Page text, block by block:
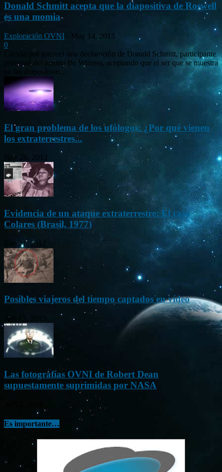
Donald Schmitt acepta que la diapositiva de Roswell
es una momia
Exploración OVNI - May 14, 2015
0
Circula por internet una declaración de Donald Schmitt, participante
principal del evento Be Witness, aceptando que el ser que se muestra
en las diapositivas...
El gran problema de los ufólogos: ¿Por qué vienen
los extraterrestres...
Nov 26, 2012
Evidencia de un ataque extraterrestre: El caso
Colares (Brasil, 1977)
Ene 21, 2012
Posibles viajeros del tiempo captados en vídeo
Abr 13, 2013
Las fotografías OVNI de Robert Dean
supuestamente suprimidas por NASA
Es importante…